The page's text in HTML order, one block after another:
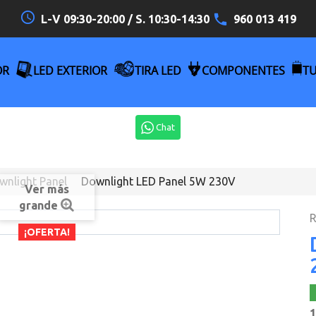
access_time L-V 09:30-20:00 / S. 10:30-14:30 960 013 419
LED EXTERIOR TIRA LED COMPONENTES
Chat
Panel Downlight LED Panel 5W 230V
¡OFERTA!
Ver más
grande